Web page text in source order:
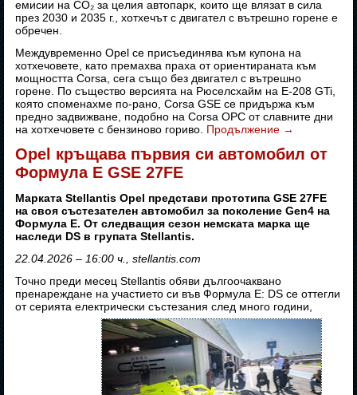
емисии на CO₂ за целия автопарк, които ще влязат в сила
през 2030 и 2035 г., хотхечът с двигател с вътрешно горене е
обречен.
Междувременно Opel се присъединява към купона на
хотхечовете, като премахва праха от ориентираната към
мощността Corsa, сега също без двигател с вътрешно
горене. По същество версията на Рюселсхайм на E-208 GTi,
която споменахме по-рано, Corsa GSE се придържа към
предно задвижване, подобно на Corsa OPC от славните дни
на хотхечовете с бензиново гориво. Продължение →
Opel кръщава първия си автомобил от
Формула E GSE 27FE
Марката Stellantis Opel представи прототипа GSE 27FE
на своя състезателен автомобил за поколение Gen4 на
Формула E. От следващия сезон немската марка ще
наследи DS в групата Stellantis.
22.04.2026 – 16:00 ч., stellantis.com
Точно преди месец Stellantis обяви дългоочаквано
пренареждане на участието си във Формула E: DS се оттегли
от серията електрически състезания след много години,